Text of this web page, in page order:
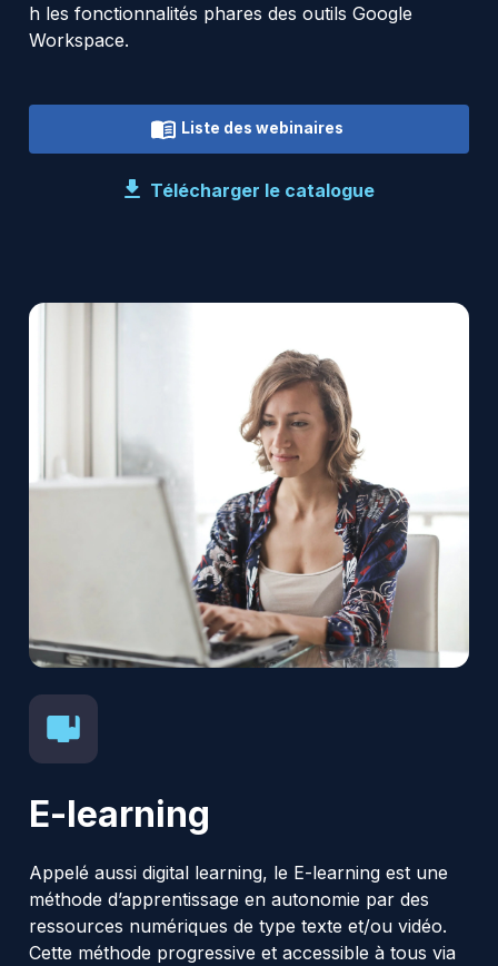
h les fonctionnalités phares des outils Google
Workspace.
Liste des webinaires
Télécharger le catalogue
E-learning
Appelé aussi digital learning, le E-learning est une
méthode d’apprentissage en autonomie par des
ressources numériques de type texte et/ou vidéo.
Cette méthode progressive et accessible à tous via